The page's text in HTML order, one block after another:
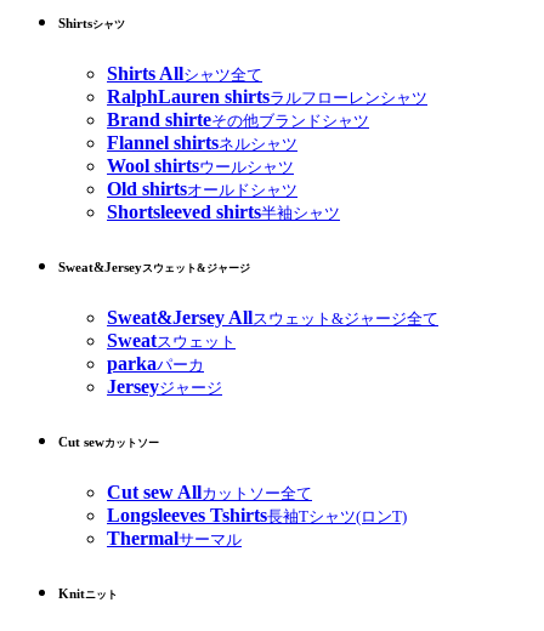
Shirtsシャツ
Shirts Allシャツ全て
RalphLauren shirtsラルフローレンシャツ
Brand shirteその他ブランドシャツ
Flannel shirtsネルシャツ
Wool shirtsウールシャツ
Old shirtsオールドシャツ
Shortsleeved shirts半袖シャツ
Sweat&Jerseyスウェット&ジャージ
Sweat&Jersey Allスウェット&ジャージ全て
Sweatスウェット
parkaパーカ
Jerseyジャージ
Cut sewカットソー
Cut sew Allカットソー全て
Longsleeves Tshirts長袖Tシャツ(ロンT)
Thermalサーマル
Knitニット